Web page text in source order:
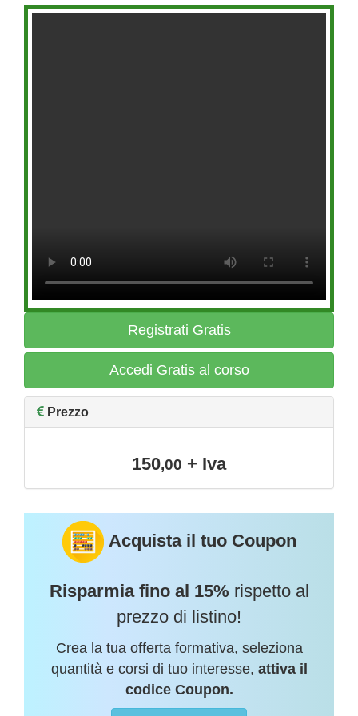
Registrati Gratis
Accedi Gratis al corso
Prezzo
150,00 + Iva
Acquista il tuo Coupon
Risparmia fino al 15% rispetto al
prezzo di listino!
Crea la tua offerta formativa, seleziona
quantità e corsi di tuo interesse, attiva il
codice Coupon.